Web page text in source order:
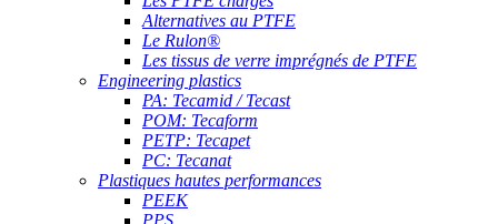
Alternatives au PTFE
Le Rulon®
Les tissus de verre imprégnés de PTFE
Engineering plastics
PA: Tecamid / Tecast
POM: Tecaform
PETP: Tecapet
PC: Tecanat
Plastiques hautes performances
PEEK
PPS